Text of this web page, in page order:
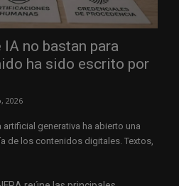
no bastan para
ha sido escrito por
2026
generativa ha abierto una
de los contenidos digitales. Textos,